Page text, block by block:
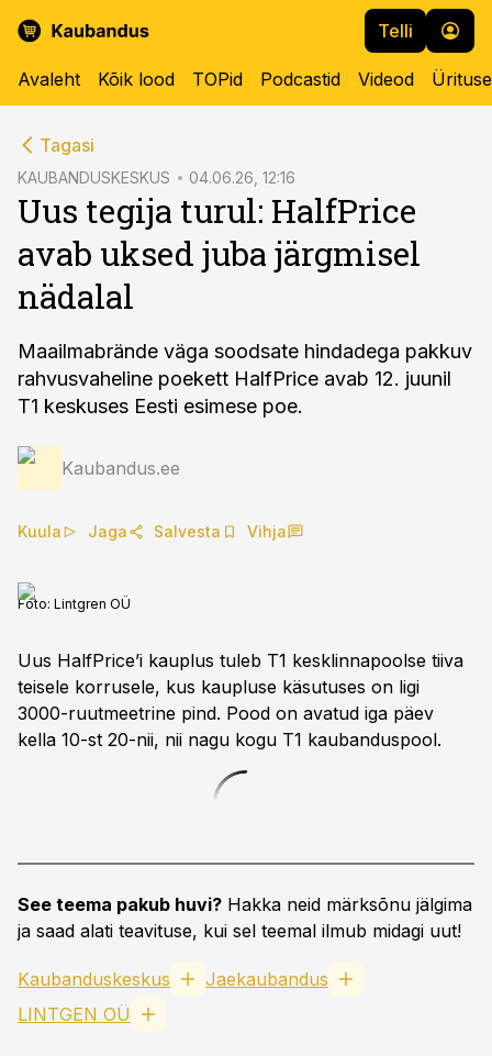
Telli
Avaleht Kõik lood TOPid Podcastid Videod
Tagasi
KAUBANDUSKESKUS 04.06.26, 12:16
Uus tegija turul: HalfPrice
avab uksed juba järgmisel
nädalal
Maailmabrände väga soodsate hindadega pakkuv
rahvusvaheline poekett HalfPrice avab 12. juunil
T1 keskuses Eesti esimese poe.
Kaubandus.ee
Kuula Jaga Salvesta Vihja
Foto: Lintgren OÜ
Uus HalfPrice’i kauplus tuleb T1 kesklinnapoolse tiiva
teisele korrusele, kus kaupluse käsutuses on ligi
3000-ruutmeetrine pind. Pood on avatud iga päev
kella 10-st 20-nii, nii nagu kogu T1 kaubanduspool.
See teema pakub huvi? Hakka neid märksõnu jälgima
ja saad alati teavituse, kui sel teemal ilmub midagi uut!
Kaubanduskeskus
Jaekaubandus
LINTGEN OÜ